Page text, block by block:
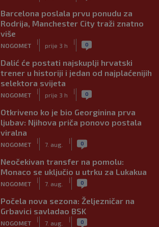
Barcelona poslala prvu ponudu za
Rodrija, Manchester City traži znatno
više
NOGOMET
|
prije 3 h
| 0
Dalić će postati najskuplji hrvatski
trener u historiji i jedan od najplaćenijih
selektora svijeta
NOGOMET
|
prije 3 h
| 0
Otkriveno ko je bio Georginina prva
ljubav: Njihova priča ponovo postala
viralna
NOGOMET
|
7. aug.
| 0
Neočekivan transfer na pomolu:
Monaco se uključio u utrku za Lukakua
NOGOMET
|
7. aug.
| 0
Počela nova sezona: Željezničar na
Grbavici savladao BSK
NOGOMET
|
7. aug.
| 0